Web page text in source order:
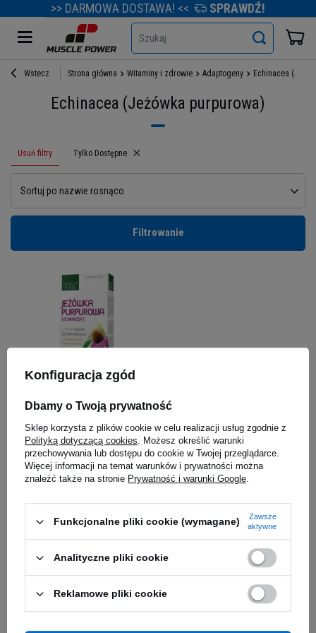
>> DARMOWA DOSTAWA! << SPRAWDŹ!
Szukaj
Wstecz Strona główna Witaminy i zdrowie Adaptogeny Echinacea
Echinacea (Jeżówka purpurowa)
Usuń filtry Usuń filtr
Tylko Dostępne
Sortuj po nazwie rosnąco
Filtrowanie
MEDICA HERBS - Jeżówka
(Echinacea) - 60caps.
18,91 zł
Kup do 20:00 -wysyłka dzisiaj
Konfiguracja zgód
Dbamy o Twoją prywatność
Sklep korzysta z plików cookie w celu realizacji usług zgodnie z
Polityką dotyczącą cookies. Możesz określić warunki
przechowywania lub dostępu do cookie w Twojej przeglądarce.
Więcej informacji na temat warunków i prywatności można
znaleźć także na stronie Prywatność i warunki Google.
Funkcjonalne pliki cookie (wymagane)
Zawsze
aktywne
Analityczne pliki cookie
Reklamowe pliki cookie